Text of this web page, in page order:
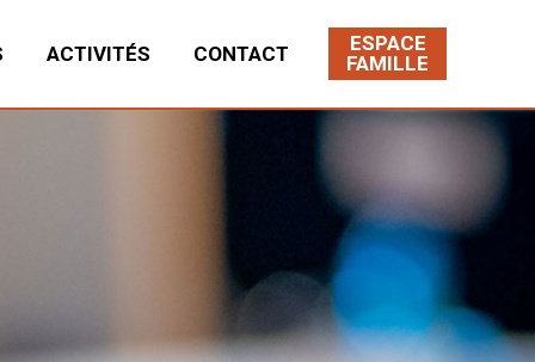
ACTIVITÉS CONTACT
ESPACE
FAMILLE